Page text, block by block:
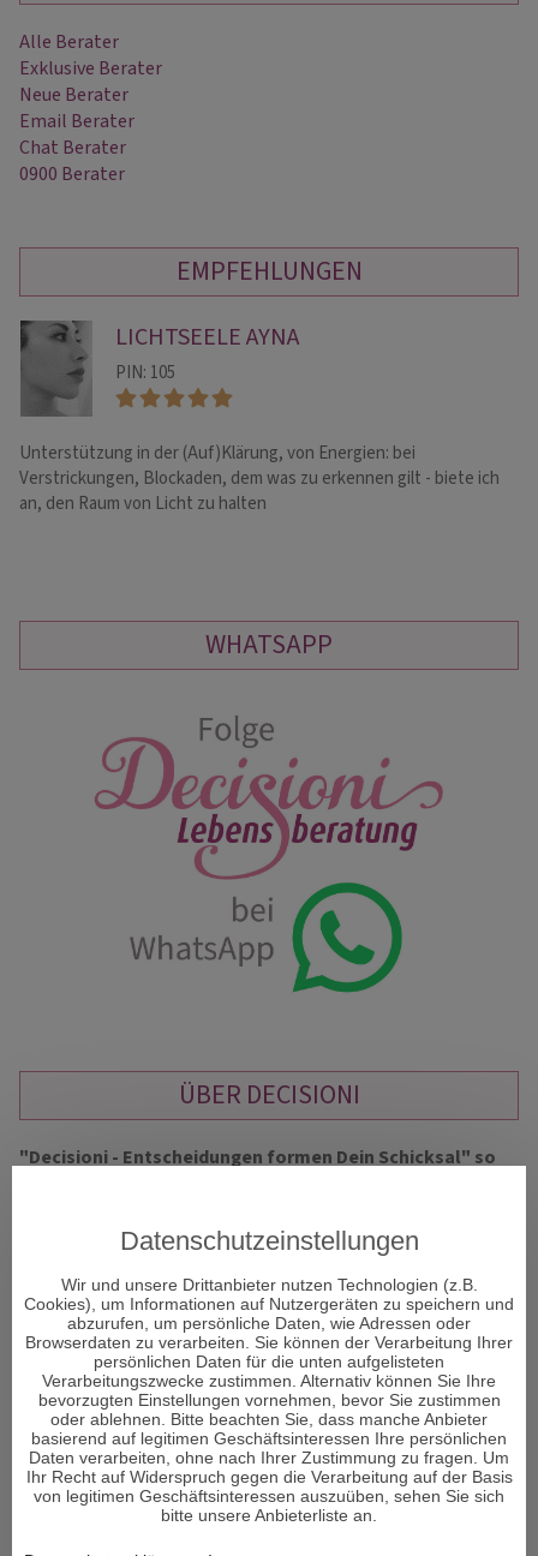
Alle Berater
Exklusive Berater
Neue Berater
Email Berater
Chat Berater
0900 Berater
EMPFEHLUNGEN
LICHTSEELE AYNA
PIN: 105
Unterstützung in der (Auf)Klärung, von Energien: bei
Verstrickungen, Blockaden, dem was zu erkennen gilt - biete ich
an, den Raum von Licht zu halten
WHATSAPP
ÜBER DECISIONI
"Decisioni - Entscheidungen formen Dein Schicksal" so
geht es im Leben. Entscheidungen sind ein Moment in
Viele Menschen sehnen sich nach Erholung und suchen den
Zugang zu sich selbst. Aber was genau gibt es, um bei sich
selbst wieder anzukommen und den Fokus auf das zu lenken,
was wirklich wichtig ist im Leben und die richtigen
Entscheidungen zu treffen?
Den Körper und Seele in Einklang zu bringen ist von enormer
Wichtigkeit für den Menschen. Man könnte auch sagen – es
Datenschutzeinstellungen
Wir und unsere Drittanbieter nutzen Technologien (z.B.
Cookies), um Informationen auf Nutzergeräten zu speichern und
abzurufen, um persönliche Daten, wie Adressen oder
Browserdaten zu verarbeiten. Sie können der Verarbeitung Ihrer
persönlichen Daten für die unten aufgelisteten
Verarbeitungszwecke zustimmen. Alternativ können Sie Ihre
bevorzugten Einstellungen vornehmen, bevor Sie zustimmen
oder ablehnen. Bitte beachten Sie, dass manche Anbieter
basierend auf legitimen Geschäftsinteressen Ihre persönlichen
Daten verarbeiten, ohne nach Ihrer Zustimmung zu fragen. Um
Ihr Recht auf Widerspruch gegen die Verarbeitung auf der Basis
von legitimen Geschäftsinteressen auszuüben, sehen Sie sich
bitte unsere Anbieterliste an.